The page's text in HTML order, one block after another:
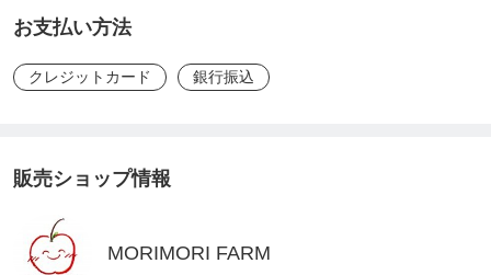
🌍いつも一緒です＾＾
🌍2022年の親子3人出雲旅、その道を行く恩師との
🌍私に関わる方全てと自分軸と元気に楽しく発展し
ていくことが決まっています
🌍神様リトリート青森ご案内する夢が叶ってます
お支払い方法
クレジットカード 銀行振込
販売ショップ情報
MORIMORI FARM